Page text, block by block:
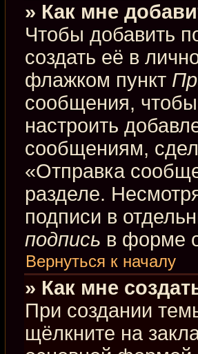
» Как мне
Чтобы добавить
создать её в
флажком пункт
сообщения,
настроить
сообщениям,
«Отправка
разделе.
подписи в
подпись в форме
Вернуться к началу
» Как мне
При создании
щёлкните на